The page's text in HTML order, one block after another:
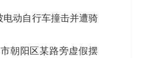
电动自行车撞击并遭骑
朝阳区某路旁虚假摆